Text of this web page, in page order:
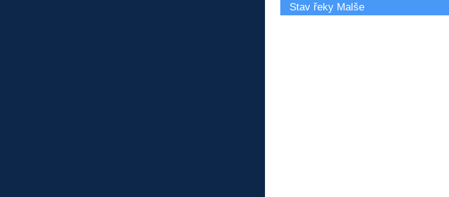
Stav řeky Malše